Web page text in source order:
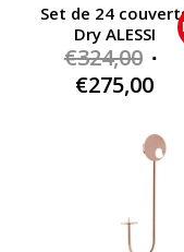
Set de 24
Dry ALESSI
€324,00
€275,00
is: